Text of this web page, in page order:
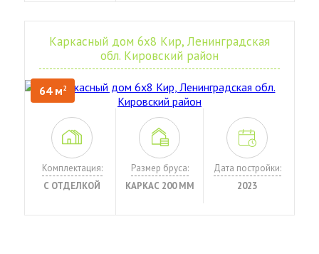
Каркасный дом 6х8 Кир, Ленинградская
обл. Кировский район
64 м2
Комплектация:
С ОТДЕЛКОЙ
Размер бруса:
КАРКАС 200 ММ
Дата постройки:
2023